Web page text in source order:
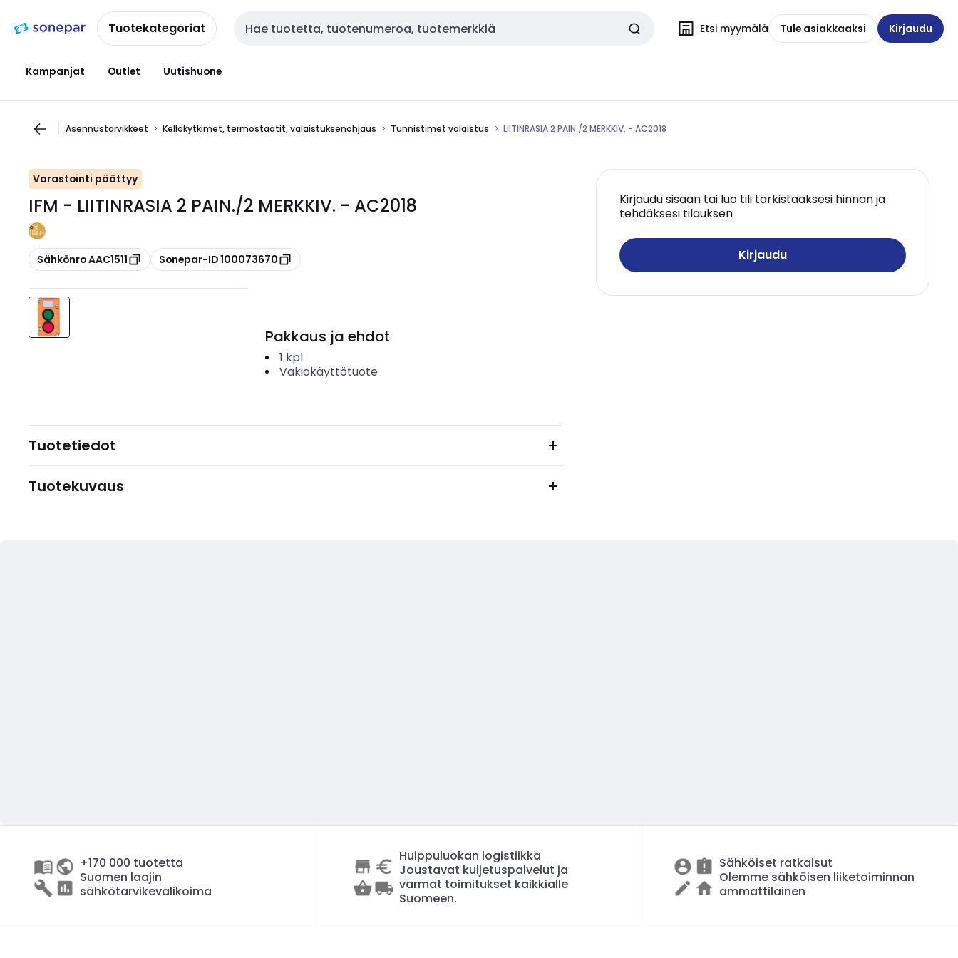
navigointiinsisältöönTuotekategoriat Haku Etsi myymälä Tule asiakkaaksi Kirjaudu
Kampanjat Outlet Uutishuone
Asennustarvikkeet Kellokytkimet, termostaatit, valaistuksenohjaus Tunnistimet valaistus LIITINRASIA 2 PAIN./2 MERKKIV. - AC2018
Varastointi päättyy
IFM - LIITINRASIA 2 PAIN./2 MERKKIV. - AC2018
Kopioi
Sähkönro AAC1511 Kopioi
Sonepar-ID 100073670
Kirjaudu sisään tai luo tili tarkistaaksesi hinnan ja
tehdäksesi tilauksen
Kirjaudu
Pakkaus ja ehdot
1 kpl
Vakiokäyttötuote
Tuotetiedot
Tuotekuvaus
+170 000 tuotetta
Suomen laajin
sähkötarvikevalikoima
Huippuluokan logistiikka
Joustavat kuljetuspalvelut ja
varmat toimitukset kaikkialle
Suomeen.
Sähköiset ratkaisut
Olemme sähköisen liiketoiminnan
ammattilainen